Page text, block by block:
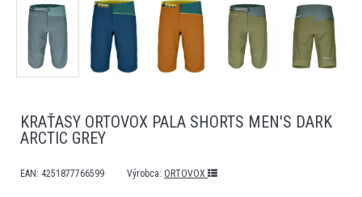
KRAŤASY ORTOVOX PALA SHORTS MEN'S DARK
ARCTIC GREY
EAN: 4251877766599 Výrobca: ORTOVOX